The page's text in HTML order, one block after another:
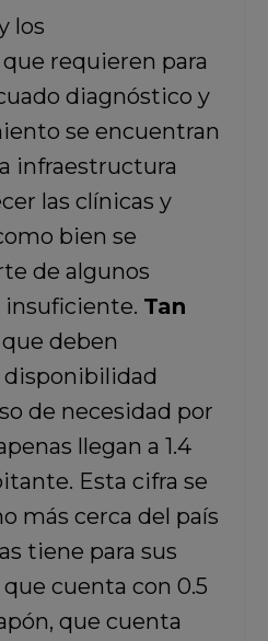
los
requieren para
diagnóstico y
se encuentran
infraestructura
las clínicas y
bien se
de algunos
insuficiente. Tan
que deben
de necesidad por
llegan a 1.4
Esta cifra se
más cerca del país
tiene para sus
cuenta con 0.5
que cuenta